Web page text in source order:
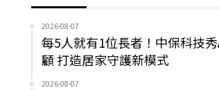
2026-08-07
每5人就有1位長者！中保科技
顧 打造居家守護新模式
2026-08-07